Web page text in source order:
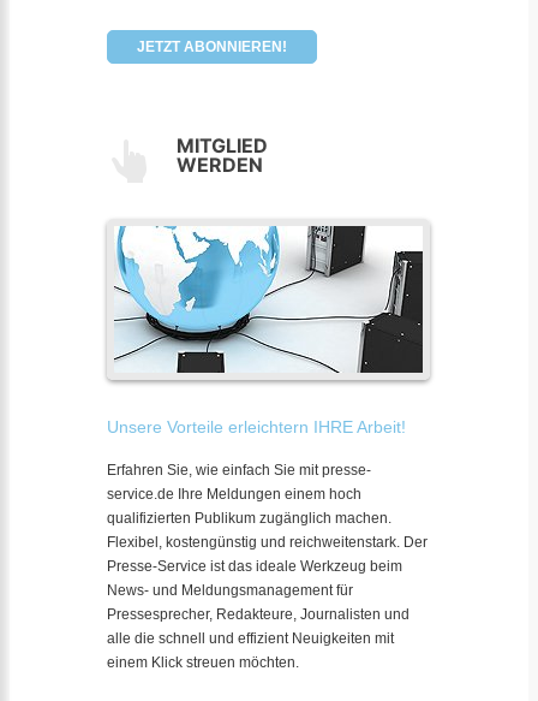
JETZT ABONNIEREN!
MITGLIED
WERDEN
Unsere Vorteile erleichtern IHRE Arbeit!
Erfahren Sie, wie einfach Sie mit presse-
service.de Ihre Meldungen einem hoch
qualifizierten Publikum zugänglich machen.
Flexibel, kostengünstig und reichweitenstark. Der
Presse-Service ist das ideale Werkzeug beim
News- und Meldungsmanagement für
Pressesprecher, Redakteure, Journalisten und
alle die schnell und effizient Neuigkeiten mit
einem Klick streuen möchten.